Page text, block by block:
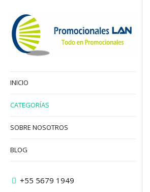
INICIO
CATEGORÍAS
SOBRE NOSOTROS
BLOG
+55 5679 1949